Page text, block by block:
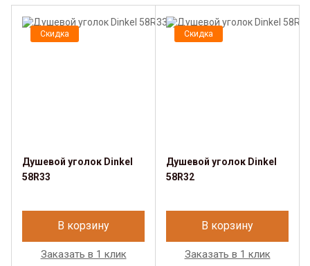
Скидка
Душевой уголок Dinkel
58R33
В корзину
Заказать в 1 клик
Скидка
Душевой уголок Dinkel
58R32
В корзину
Заказать в 1 клик